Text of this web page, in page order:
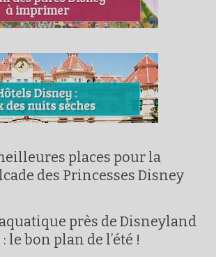
places pour la
des Princesses Disney
près de Disneyland
le bon plan de l’été !